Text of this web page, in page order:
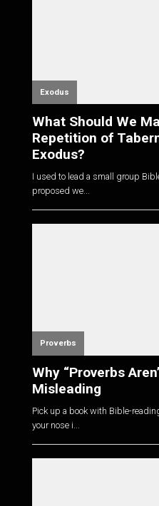
Exodus
What Should We
Repetition of
Exodus?
I used to lead a small group
proposed we...
Proverbs
Why “Proverbs
Misleading
Pick up a book with Bible-
your nose i...